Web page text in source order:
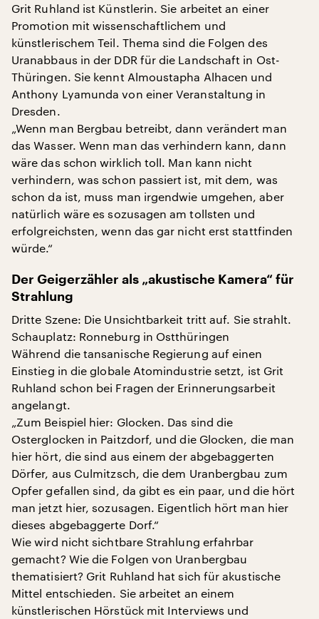
Grit Ruhland ist Künstlerin. Sie arbeitet an einer
Promotion mit wissenschaftlichem und
künstlerischem Teil. Thema sind die Folgen des
Uranabbaus in der DDR für die Landschaft in Ost-
Thüringen. Sie kennt Almoustapha Alhacen und
Anthony Lyamunda von einer Veranstaltung in
Dresden.
„Wenn man Bergbau betreibt, dann verändert man
das Wasser. Wenn man das verhindern kann, dann
wäre das schon wirklich toll. Man kann nicht
verhindern, was schon passiert ist, mit dem, was
schon da ist, muss man irgendwie umgehen, aber
natürlich wäre es sozusagen am tollsten und
erfolgreichsten, wenn das gar nicht erst stattfinden
würde.“
Der Geigerzähler als „akustische Kamera“ für
Strahlung
Dritte Szene: Die Unsichtbarkeit tritt auf. Sie strahlt.
Schauplatz: Ronneburg in Ostthüringen
Während die tansanische Regierung auf einen
Einstieg in die globale Atomindustrie setzt, ist Grit
Ruhland schon bei Fragen der Erinnerungsarbeit
angelangt.
„Zum Beispiel hier: Glocken. Das sind die
Osterglocken in Paitzdorf, und die Glocken, die man
hier hört, die sind aus einem der abgebaggerten
Dörfer, aus Culmitzsch, die dem Uranbergbau zum
Opfer gefallen sind, da gibt es ein paar, und die hört
man jetzt hier, sozusagen. Eigentlich hört man hier
dieses abgebaggerte Dorf.“
Wie wird nicht sichtbare Strahlung erfahrbar
gemacht? Wie die Folgen von Uranbergbau
thematisiert? Grit Ruhland hat sich für akustische
Mittel entschieden. Sie arbeitet an einem
künstlerischen Hörstück mit Interviews und